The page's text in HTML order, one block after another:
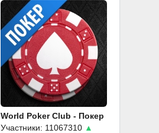
World Poker Club - Покер
Участники: 11067310 ▲